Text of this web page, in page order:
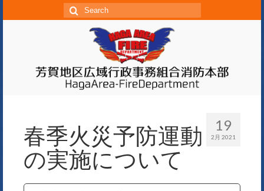
19
2月 2021
春季火災予防運動
の実施について